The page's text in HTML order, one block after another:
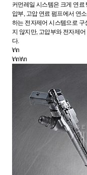
커먼레일 시스템은 크게 연료
압부, 고압 연료 펌프에서 연
하는 전자제어 시스템으로 구
지 않지만, 고압부와 전자제
다.
\r\n
\r\n\r\n